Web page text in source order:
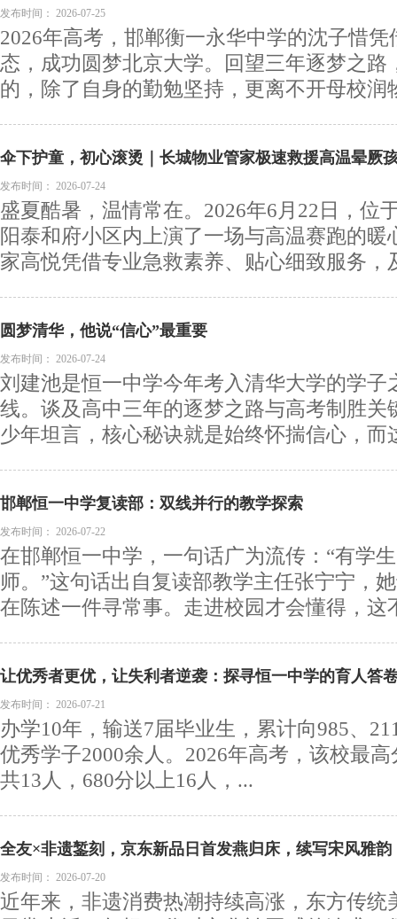
发布时间： 2026-07-25
2026年高考，邯郸衡一永华中学的沈子惜
态，成功圆梦北京大学。回望三年逐梦之路
的，除了自身的勤勉坚持，更离不开母校润
伞下护童，初心滚烫｜长城物业管家极速救援高温晕厥
度
发布时间： 2026-07-24
盛夏酷暑，温情常在。2026年6月22日，位
阳泰和府小区内上演了一场与高温赛跑的暖
家高悦凭借专业急救素养、贴心细致服务，
圆梦清华，他说“信心”最重要
发布时间： 2026-07-24
刘建池是恒一中学今年考入清华大学的学子
线。谈及高中三年的逐梦之路与高考制胜关
少年坦言，核心秘诀就是始终怀揣信心，而
邯郸恒一中学复读部：双线并行的教学探索
发布时间： 2026-07-22
在邯郸恒一中学，一句话广为流传：“有学
师。”这句话出自复读部教学主任张宁宁，
在陈述一件寻常事。走进校园才会懂得，这
让优秀者更优，让失利者逆袭：探寻恒一中学的育人答
发布时间： 2026-07-21
办学10年，输送7届毕业生，累计向985、
优秀学子2000余人。2026年高考，该校最
共13人，680分以上16人，...
全友×非遗錾刻，京东新品日首发燕归床，续写宋风雅韵
发布时间： 2026-07-20
近年来，非遗消费热潮持续高涨，东方传统